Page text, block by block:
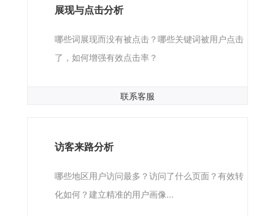
展现与点击分析
哪些词展现而没有被点击？哪些关键词被用户点击
了，如何增强有效点击率？
联系客服
访客来路分析
哪些地区用户访问最多？访问了什么页面？有效转
化如何？建立精准的用户画像...